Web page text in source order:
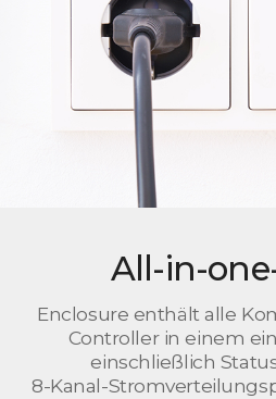
All-in-
Enclosure enthält alle
Controller in einem
einschließlich
8-Kanal-